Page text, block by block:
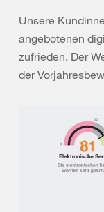
Unsere
angebotenen
zufrieden. Der
der